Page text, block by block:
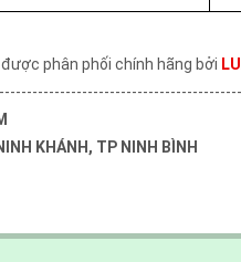
phân phối chính hãng bởi
KHÁNH, TP NINH BÌNH